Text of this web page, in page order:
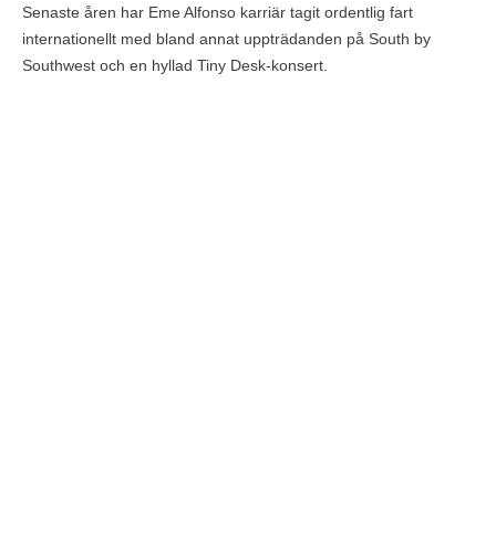
Senaste åren har Eme Alfonso karriär tagit ordentlig fart
internationellt med bland annat uppträdanden på South by
Southwest och en hyllad Tiny Desk-konsert.